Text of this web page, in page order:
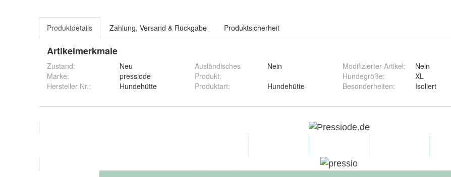
Produktdetails Zahlung, Versand & Rückgabe Produktsicherheit
Artikelmerkmale
Zustand:
Neu
Marke:
pressiode
Hersteller Nr.:
Hundehütte
Ausländisches
Produkt:
Nein
Produktart: Hundehütte
Modifizierter Artikel:
Nein
Hundegröße:
XL
Besonderheiten: Isoliert